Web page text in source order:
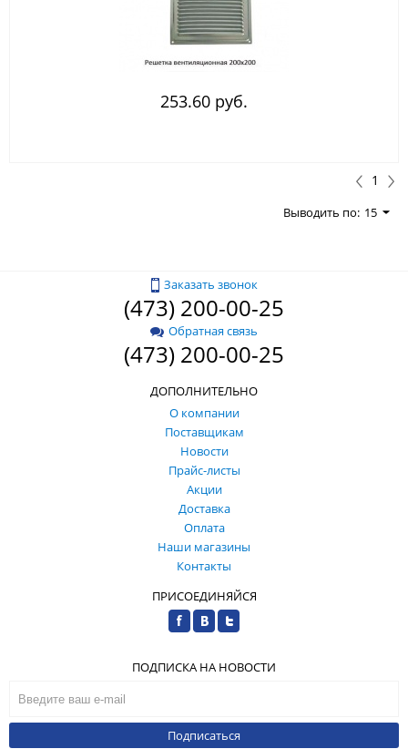
253.60 руб.
1
Выводить по: 15
Заказать звонок
(473) 200-00-25
Обратная связь
(473) 200-00-25
ДОПОЛНИТЕЛЬНО
О компании
Поставщикам
Новости
Прайс-листы
Акции
Доставка
Оплата
Наши магазины
Контакты
ПРИСОЕДИНЯЙСЯ
ПОДПИСКА НА НОВОСТИ
Подписаться